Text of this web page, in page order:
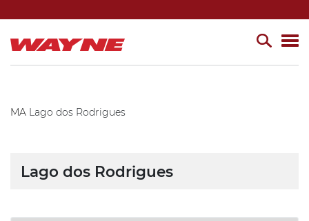
MA Lago dos Rodrigues
Lago dos Rodrigues